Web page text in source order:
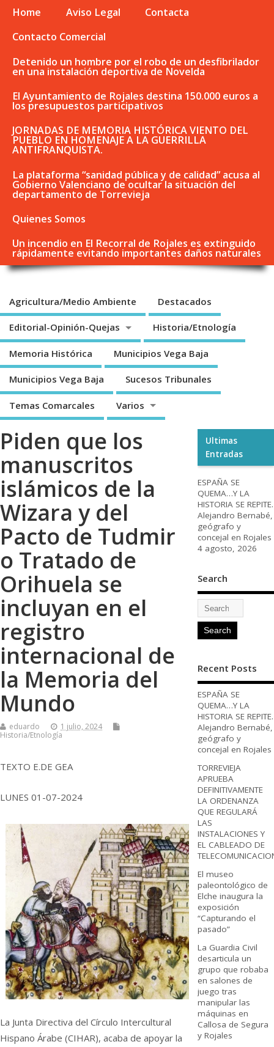
Home Aviso Legal
Contacta
Contacto Comercial
Detenido un hombre por el robo de un desfibrilador
en una instalación deportiva de Novelda
El Ayuntamiento de Rojales destina 150.000 euros a
los presupuestos participativos
JORNADAS DE MEMORIA HISTÓRICA VIENTO DEL
PUEBLO EN HOMENAJE A LA GUERRILLA
ANTIFRANQUISTA.
La plataforma “sanidad pública y de calidad” acusa al
Gobierno Valenciano de ocultar la situación del
departamento de Torrevieja
Quienes Somos
Un incendio en El Recorral de Rojales es extinguido
rápidamente evitando importantes daños naturales
Agricultura/Medio Ambiente Destacados
Editorial-Opinión-Quejas Historia/Etnología
Memoria Histórica Municipios Vega Baja
Municipios Vega Baja Sucesos Tribunales
Temas Comarcales Varios
Piden que los
manuscritos
islámicos de la
Wizara y del
Pacto de Tudmir
o Tratado de
Orihuela se
incluyan en el
registro
internacional de
la Memoria del
Mundo
eduardo
1 julio, 2024
Historia/Etnología
TEXTO E.DE GEA
LUNES 01-07-2024
La Junta Directiva del Círculo Intercultural
Hispano Árabe (CIHAR), acaba de apoyar la
Ultimas
Entradas
ESPAÑA SE
QUEMA…Y LA
HISTORIA SE REPITE.
Alejandro Bernabé,
geógrafo y
concejal en Rojales
4 agosto, 2026
Search
Recent Posts
ESPAÑA SE
QUEMA…Y LA
HISTORIA SE REPITE.
Alejandro Bernabé,
geógrafo y
concejal en Rojales
TORREVIEJA
APRUEBA
DEFINITIVAMENTE
LA ORDENANZA
QUE REGULARÁ
LAS
INSTALACIONES Y
EL CABLEADO DE
El museo
paleontológico de
Elche inaugura la
exposición
“Capturando el
pasado”
La Guardia Civil
desarticula un
grupo que robaba
en salones de
juego tras
manipular las
máquinas en
Callosa de Segura
y Rojales